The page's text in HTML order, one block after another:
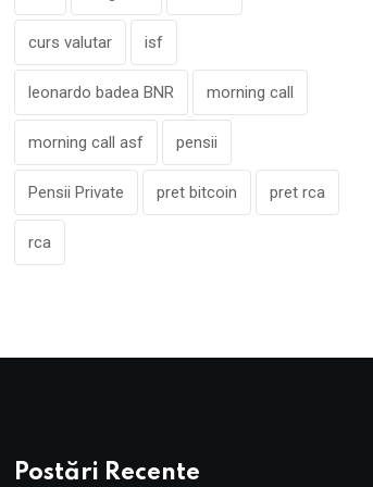
curs valutar isf
leonardo badea BNR morning call
morning call asf pensii
Pensii Private pret bitcoin pret rca
rca
Postări Recente